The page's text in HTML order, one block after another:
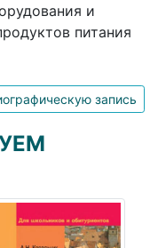
и
питания
запись